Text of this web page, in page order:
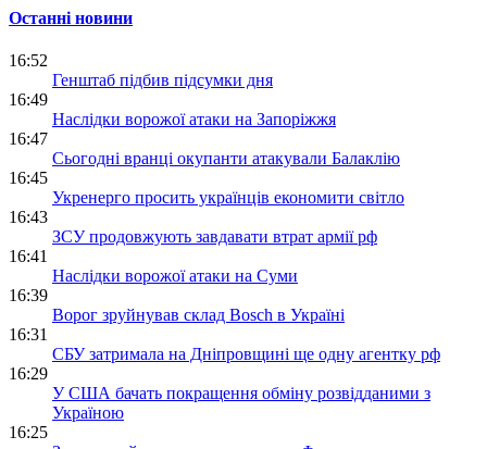
Останні новини
16:52
Генштаб підбив підсумки дня
16:49
Наслідки ворожої атаки на Запоріжжя
16:47
Сьогодні вранці окупанти атакували Балаклію
16:45
Укренерго просить українців економити світло
16:43
ЗСУ продовжують завдавати втрат армії рф
16:41
Наслідки ворожої атаки на Суми
16:39
Ворог зруйнував склад Bosch в Україні
16:31
СБУ затримала на Дніпровщині ще одну агентку рф
16:29
У США бачать покращення обміну розвідданими з
Україною
16:25